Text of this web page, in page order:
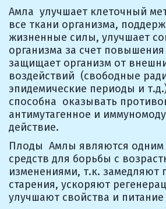
Амла  улучшает клеточный
все ткани организма,
жизненные силы, улучшает
организма за счет
защищает организм от
воздействий  (свободные
эпидемические периоды и
способна  оказывать
антимутагенное и
действие.
Плоды  Амлы являются одним
средств для борьбы с
изменениями, т.к. замедляют
старения, ускоряют
улучшают свойства и